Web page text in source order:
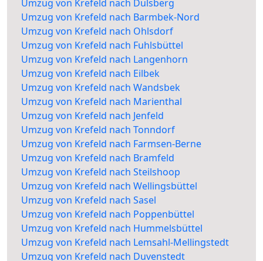
Umzug von Krefeld nach Dulsberg
Umzug von Krefeld nach Barmbek-Nord
Umzug von Krefeld nach Ohlsdorf
Umzug von Krefeld nach Fuhlsbüttel
Umzug von Krefeld nach Langenhorn
Umzug von Krefeld nach Eilbek
Umzug von Krefeld nach Wandsbek
Umzug von Krefeld nach Marienthal
Umzug von Krefeld nach Jenfeld
Umzug von Krefeld nach Tonndorf
Umzug von Krefeld nach Farmsen-Berne
Umzug von Krefeld nach Bramfeld
Umzug von Krefeld nach Steilshoop
Umzug von Krefeld nach Wellingsbüttel
Umzug von Krefeld nach Sasel
Umzug von Krefeld nach Poppenbüttel
Umzug von Krefeld nach Hummelsbüttel
Umzug von Krefeld nach Lemsahl-Mellingstedt
Umzug von Krefeld nach Duvenstedt